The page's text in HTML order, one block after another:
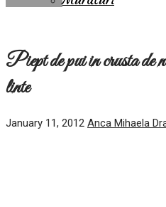
Piept de pui in crusta de
linte
January 11, 2012 Anca Mihaela